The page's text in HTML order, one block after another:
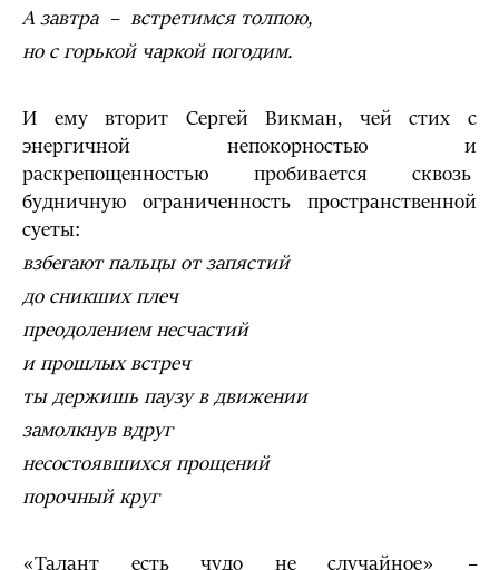
А завтра – встретимся толпою,
но с горькой чаркой погодим.
И ему вторит Сергей Викман, чей стих с
энергичной непокорностью и
раскрепощенностью пробивается сквозь
будничную ограниченность пространственной
суеты:
взбегают пальцы от запястий
до сникших плеч
преодолением несчастий
и прошлых встреч
ты держишь паузу в движении
замолкнув вдруг
несостоявшихся прощений
порочный круг
«Талант есть чудо не случайное» –